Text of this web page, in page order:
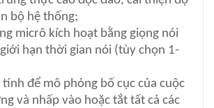
bộ hệ thống;
micrô kích hoạt bằng giọng nói
hạn thời gian nói (tùy chọn 1-
để mô phỏng bố cục của cuộc
và nhấp vào hoặc tắt tất cả các